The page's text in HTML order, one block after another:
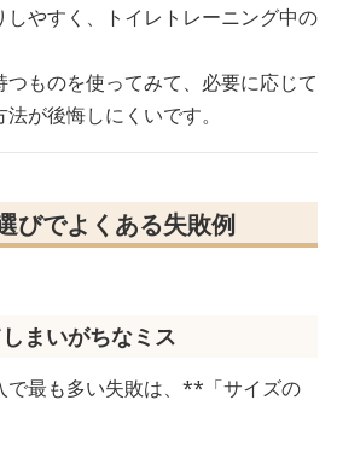
しやすく、トイレトレーニング中の
つものを使ってみて、必要に応じて
が後悔しにくいです。
びでよくある失敗例
まいがちなミス
で最も多い失敗は、**「サイズの